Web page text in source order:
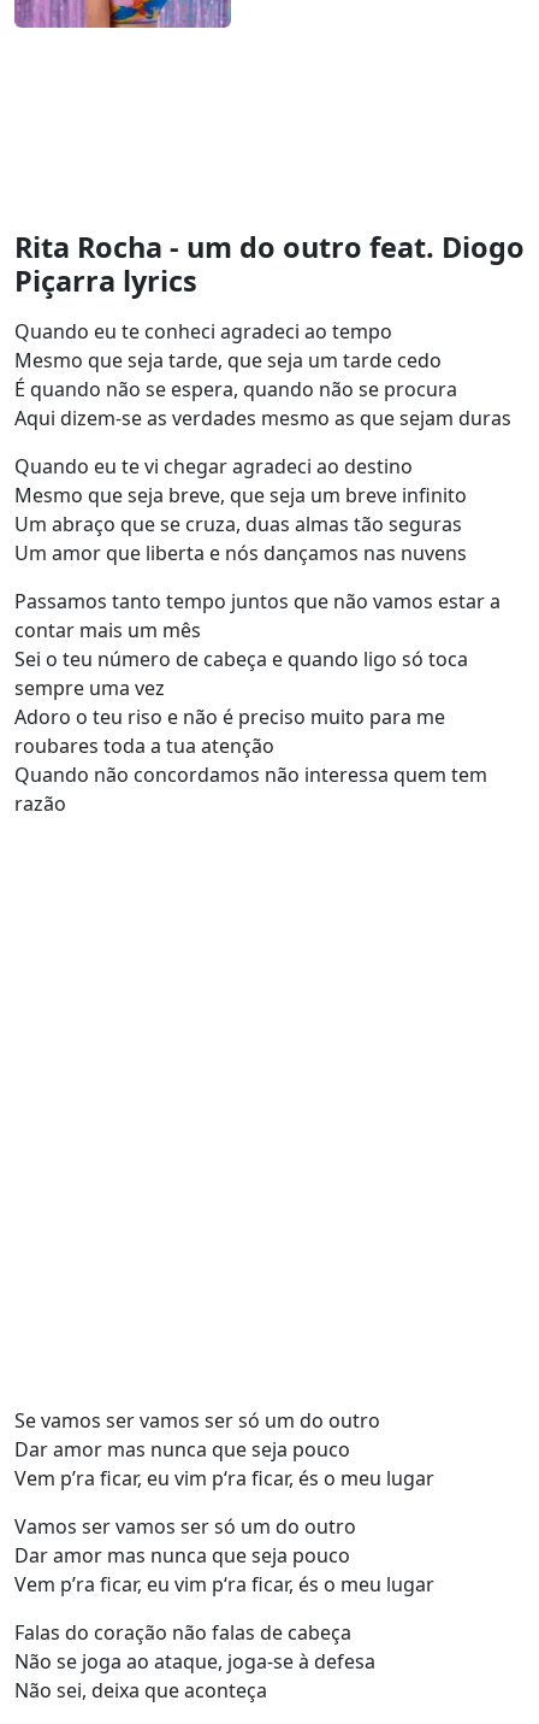
Rita Rocha - um do outro feat. Diogo
Piçarra lyrics
Quando eu te conheci agradeci ao tempo
Mesmo que seja tarde, que seja um tarde cedo
É quando não se espera, quando não se procura
Aqui dizem-se as verdades mesmo as que sejam duras
Quando eu te vi chegar agradeci ao destino
Mesmo que seja breve, que seja um breve infinito
Um abraço que se cruza, duas almas tão seguras
Um amor que liberta e nós dançamos nas nuvens
Passamos tanto tempo juntos que não vamos estar a
contar mais um mês
Sei o teu número de cabeça e quando ligo só toca
sempre uma vez
Adoro o teu riso e não é preciso muito para me
roubares toda a tua atenção
Quando não concordamos não interessa quem tem
razão
Se vamos ser vamos ser só um do outro
Dar amor mas nunca que seja pouco
Vem p’ra ficar, eu vim p‘ra ficar, és o meu lugar
Vamos ser vamos ser só um do outro
Dar amor mas nunca que seja pouco
Vem p’ra ficar, eu vim p‘ra ficar, és o meu lugar
Falas do coração não falas de cabeça
Não se joga ao ataque, joga-se à defesa
Não sei, deixa que aconteça